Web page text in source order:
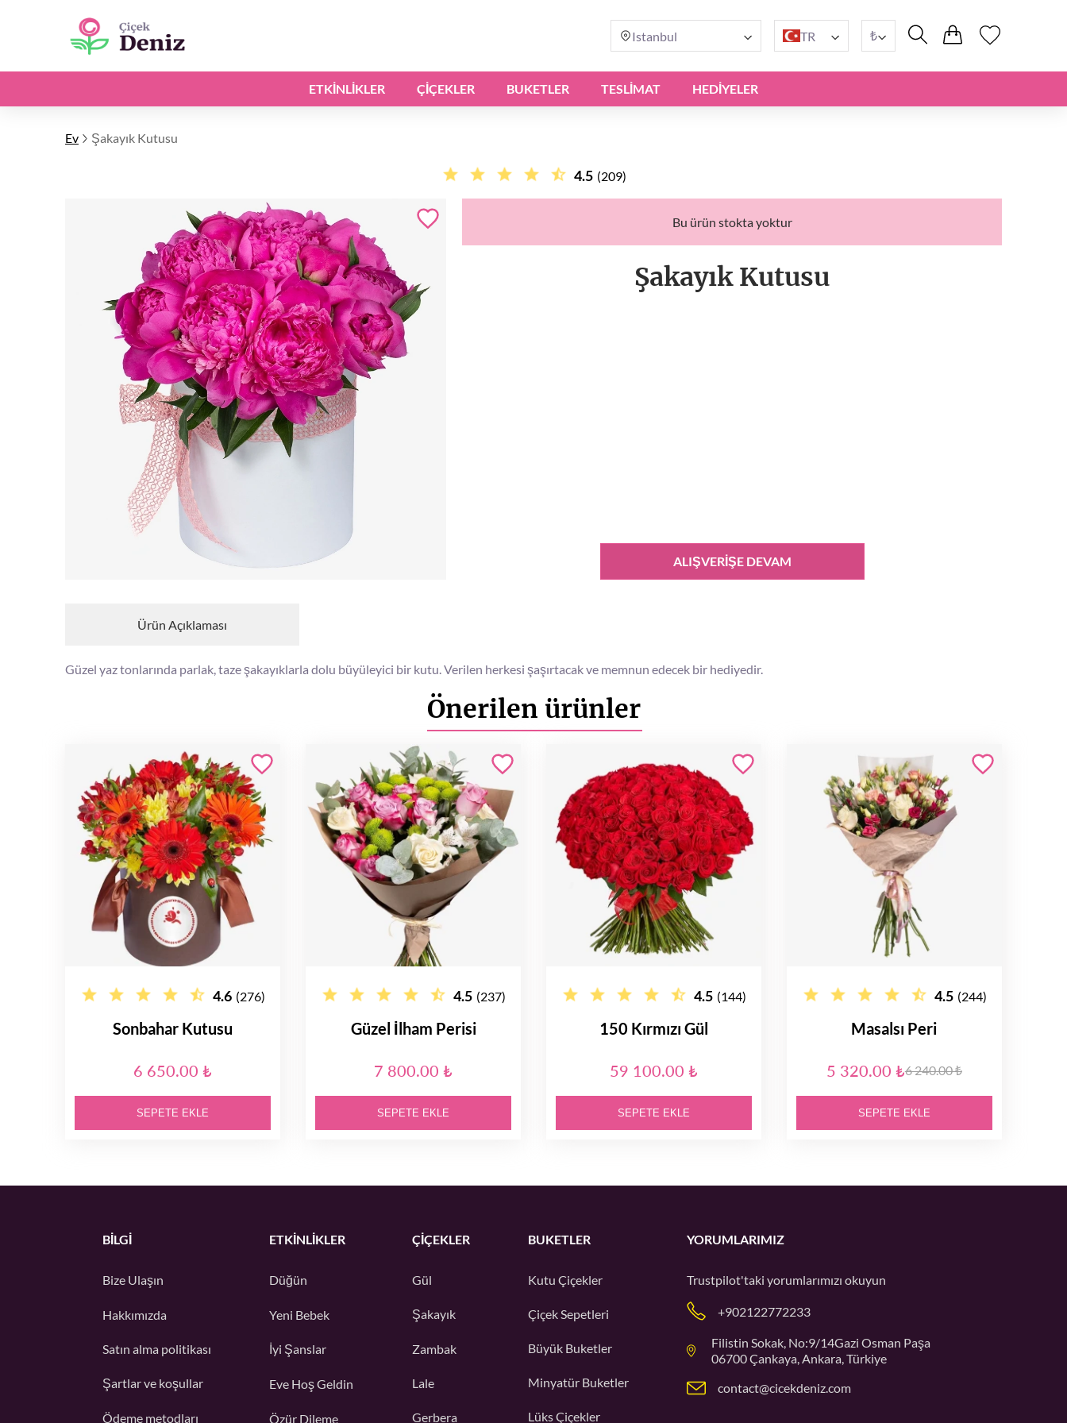
Istanbul TR ₺
ETKINLIKLER ÇIÇEKLER BUKETLER TESLİMAT HEDIYELER
Ev Şakayık Kutusu
4.5 (209)
Bu ürün stokta yoktur
Şakayık Kutusu
ALIŞVERIŞE DEVAM
Ürün Açıklaması
Güzel yaz tonlarında parlak, taze şakayıklarla dolu büyüleyici bir kutu. Verilen herkesi şaşırtacak ve memnun edecek bir hediyedir.
Önerilen ürünler
4.6 (276)
Sonbahar Kutusu
6 650.00 ₺
SEPETE EKLE
4.5 (237)
Güzel İlham Perisi
7 800.00 ₺
SEPETE EKLE
4.5 (144)
150 Kırmızı Gül
59 100.00 ₺
SEPETE EKLE
4.5 (244)
Masalsı Peri
5 320.00 ₺6 240.00 ₺
SEPETE EKLE
BİLGİ
Bize Ulaşın
Hakkımızda
Satın alma politikası
Şartlar ve koşullar
Ödeme metodları
ETKINLIKLER
Düğün
Yeni Bebek
İyi Şanslar
Eve Hoş Geldin
Özür Dileme
ÇIÇEKLER
Gül
Şakayık
Zambak
Lale
Gerbera
BUKETLER
Kutu Çiçekler
Çiçek Sepetleri
Büyük Buketler
Minyatür Buketler
Lüks Çiçekler
YORUMLARIMIZ
Trustpilot'taki yorumlarımızı okuyun
+902122772233
Filistin Sokak, No:9/14Gazi Osman Paşa
06700 Çankaya, Ankara, Türkiye
contact@cicekdeniz.com